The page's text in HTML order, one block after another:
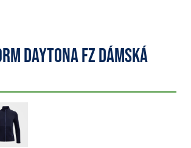
Daytona FZ dámská